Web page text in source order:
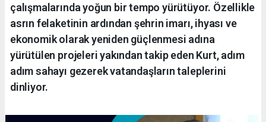
çalışmalarında yoğun bir tempo yürütüyor. Özellikle
asrın felaketinin ardından şehrin imarı, ihyası ve
ekonomik olarak yeniden güçlenmesi adına
yürütülen projeleri yakından takip eden Kurt, adım
adım sahayı gezerek vatandaşların taleplerini
dinliyor.